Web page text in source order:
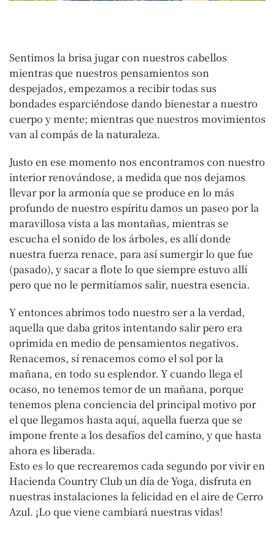
Sentimos la brisa jugar con nuestros cabellos
mientras que nuestros pensamientos son
despejados, empezamos a recibir todas sus
bondades esparciéndose dando bienestar a nuestro
cuerpo y mente; mientras que nuestros movimientos
van al compás de la naturaleza.
Justo en ese momento nos encontramos con nuestro
interior renovándose, a medida que nos dejamos
llevar por la armonía que se produce en lo más
profundo de nuestro espíritu damos un paseo por la
maravillosa vista a las montañas, mientras se
escucha el sonido de los árboles, es allí donde
nuestra fuerza renace, para así sumergir lo que fue
(pasado), y sacar a flote lo que siempre estuvo allí
pero que no le permitíamos salir, nuestra esencia.
Y entonces abrimos todo nuestro ser a la verdad,
aquella que daba gritos intentando salir pero era
oprimida en medio de pensamientos negativos.
Renacemos, sí renacemos como el sol por la
mañana, en todo su esplendor. Y cuando llega el
ocaso, no tenemos temor de un mañana, porque
tenemos plena conciencia del principal motivo por
el que llegamos hasta aquí, aquella fuerza que se
impone frente a los desafíos del camino, y que hasta
ahora es liberada.
Esto es lo que recrearemos cada segundo por vivir en
Hacienda Country Club un día de Yoga, disfruta en
nuestras instalaciones la felicidad en el aire de Cerro
Azul. ¡Lo que viene cambiará nuestras vidas!